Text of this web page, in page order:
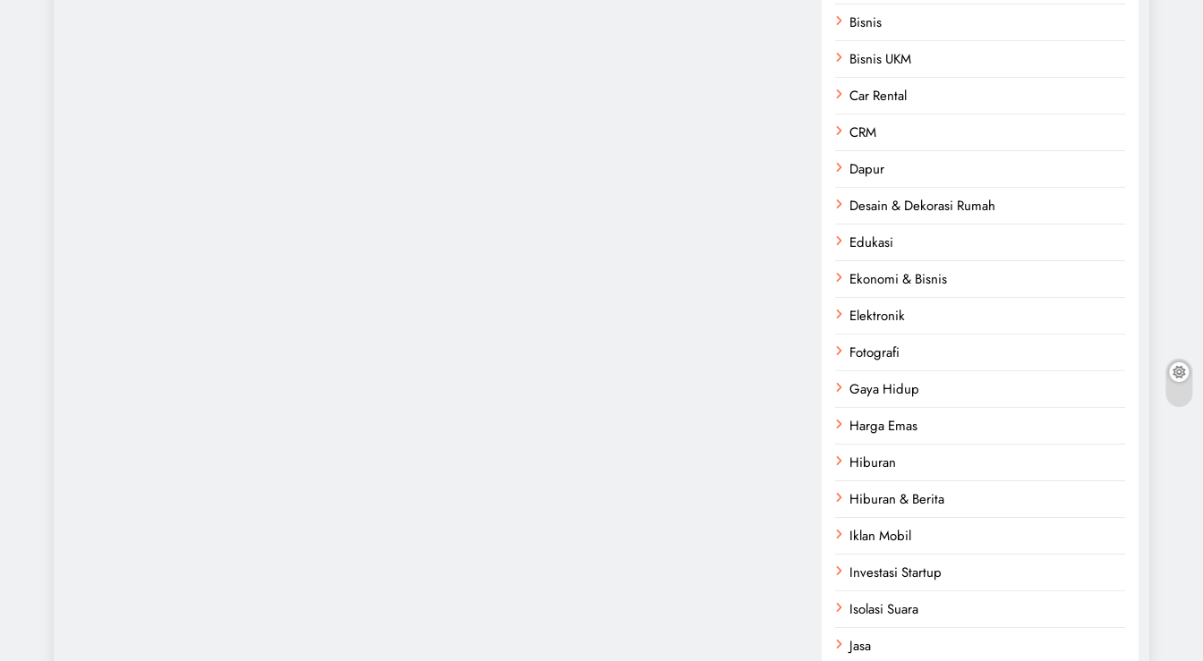
Bisnis
Bisnis UKM
Car Rental
CRM
Dapur
Desain & Dekorasi Rumah
Edukasi
Ekonomi & Bisnis
Elektronik
Fotografi
Gaya Hidup
Harga Emas
Hiburan
Hiburan & Berita
Iklan Mobil
Investasi Startup
Isolasi Suara
Jasa